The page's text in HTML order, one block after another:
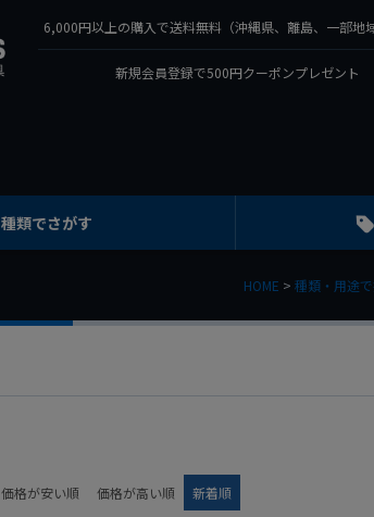
6,000円以上の購入で送料無料（沖縄県、離島、一部地
新規会員登録で500円クーポンプレゼント
種類でさがす
HOME 種類・用途
価格が安い順 価格が高い順 新着順